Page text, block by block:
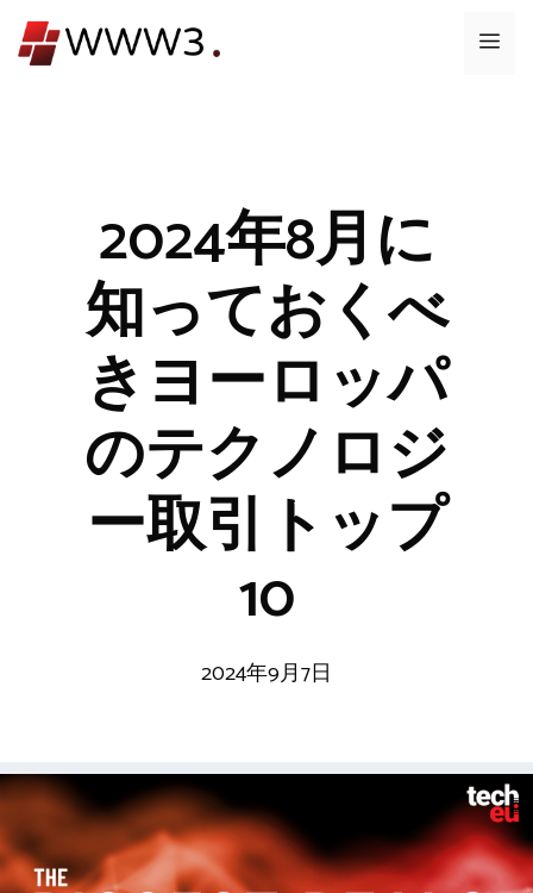
ン
メ
2024年8月に
知っておくべ
きヨーロッパ
のテクノロジ
ー取引トップ
10
2024年9月7日